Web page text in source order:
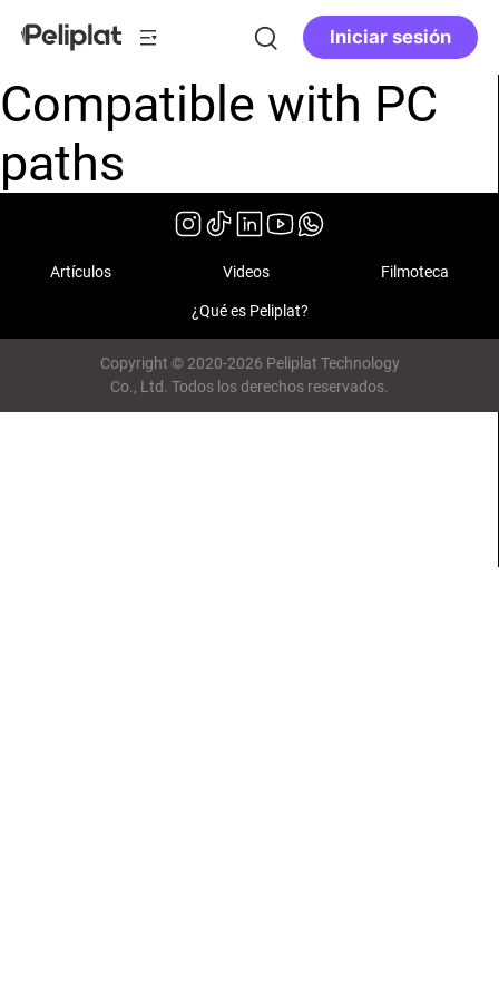
Iniciar sesión
Compatible with PC
paths
Artículos Videos Filmoteca
¿Qué es Peliplat?
Copyright © 2020-2026 Peliplat Technology
Co., Ltd. Todos los derechos reservados.